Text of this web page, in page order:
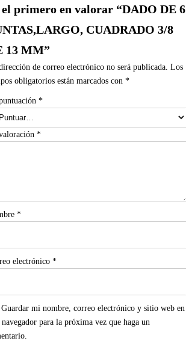
el primero en valorar “DADO DE 6
CUADRADO 3/8
13 MM”
de correo electrónico no será publicada. Los
obligatorios están marcados con *
*
*
*
electrónico *
Guardar mi nombre, correo electrónico y sitio web en
navegador para la próxima vez que haga un